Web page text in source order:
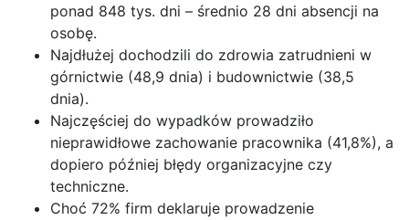
ponad 848 tys. dni – średnio 28 dni absencji na
osobę.
Najdłużej dochodzili do zdrowia zatrudnieni w
górnictwie (48,9 dnia) i budownictwie (38,5
dnia).
Najczęściej do wypadków prowadziło
nieprawidłowe zachowanie pracownika (41,8%), a
dopiero później błędy organizacyjne czy
techniczne.
Choć 72% firm deklaruje prowadzenie